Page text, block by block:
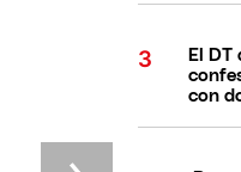
El DT
con